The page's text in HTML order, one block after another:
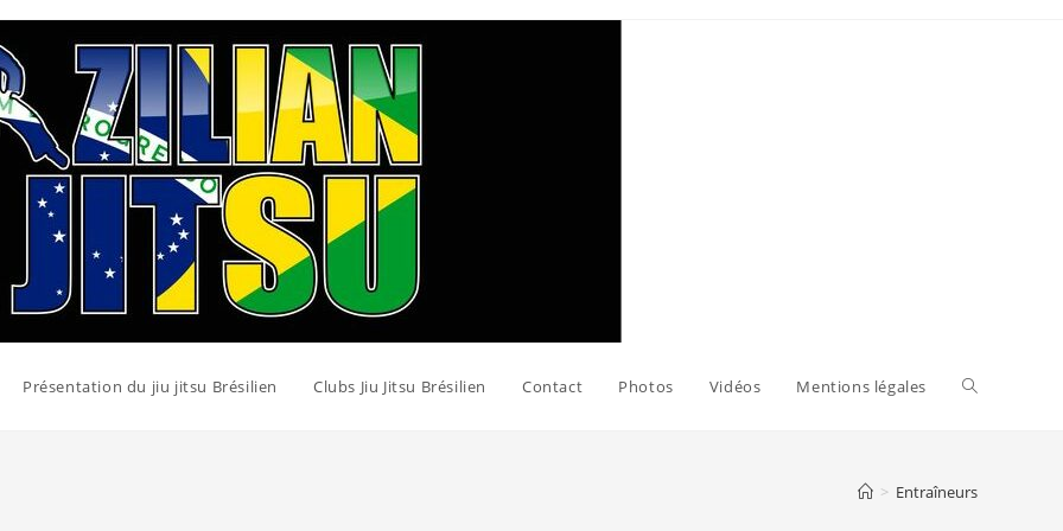
Présentation du jiu jitsu Brésilien Clubs Jiu Jitsu Brésilien Contact Photos Vidéos Mentions légales Toggle
> Entraîneurs